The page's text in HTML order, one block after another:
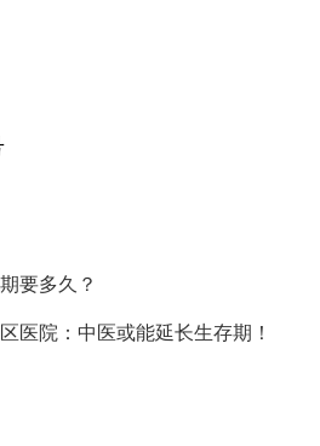
要多久？
医院：中医或能延长生存期！